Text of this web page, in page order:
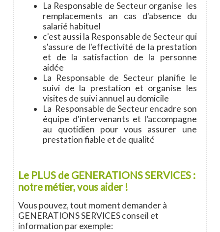
La Responsable de Secteur organise les
remplacements an cas d'absence du
salarié habituel
c'est aussi la Responsable de Secteur qui
s'assure de l'effectivité de la prestation
et de la satisfaction de la personne
aidée
La Responsable de Secteur planifie le
suivi de la prestation et organise les
visites de suivi annuel au domicile
La Responsable de Secteur encadre son
équipe d'intervenants et l’accompagne
au quotidien pour vous assurer une
prestation fiable et de qualité
Le PLUS de GENERATIONS SERVICES :
notre métier, vous aider !
Vous pouvez, tout moment demander à
GENERATIONS SERVICES conseil et
information par exemple: